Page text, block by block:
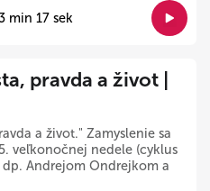
min 17 sek
pravda a život |
a život." Zamyslenie sa
veľkonočnej nedele (cyklus
dp. Andrejom Ondrejkom a